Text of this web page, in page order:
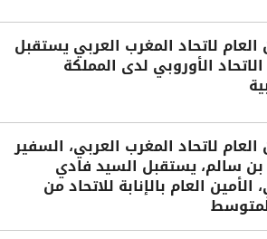
العام لاتحاد المغرب العربي يستقبل
الأوروبي لدى المملكة
العام لاتحاد المغرب العربي، السفير
سالم، يستقبل السيد فادي
الأمين العام بالإنابة للاتحاد من